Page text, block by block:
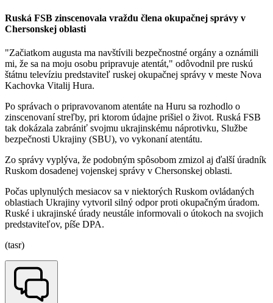
Ruská FSB zinscenovala vraždu člena okupačnej správy v
Chersonskej oblasti
"Začiatkom augusta ma navštívili bezpečnostné orgány a oznámili
mi, že sa na moju osobu pripravuje atentát," odôvodnil pre ruskú
štátnu televíziu predstaviteľ ruskej okupačnej správy v meste Nova
Kachovka Vitalij Hura.
Po správach o pripravovanom atentáte na Huru sa rozhodlo o
zinscenovaní streľby, pri ktorom údajne prišiel o život. Ruská FSB
tak dokázala zabrániť svojmu ukrajinskému náprotivku, Službe
bezpečnosti Ukrajiny (SBU), vo vykonaní atentátu.
Zo správy vyplýva, že podobným spôsobom zmizol aj ďalší úradník
Ruskom dosadenej vojenskej správy v Chersonskej oblasti.
Počas uplynulých mesiacov sa v niektorých Ruskom ovládaných
oblastiach Ukrajiny vytvoril silný odpor proti okupačným úradom.
Ruské i ukrajinské úrady neustále informovali o útokoch na svojich
predstaviteľov, píše DPA.
(tasr)